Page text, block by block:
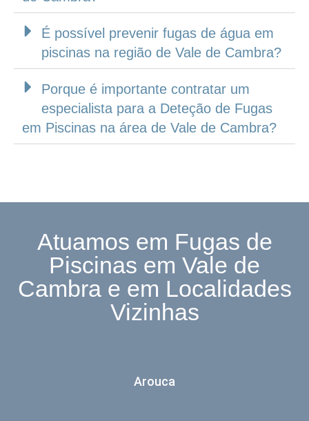
É possível prevenir fugas de água em
piscinas na região de Vale de Cambra?
Porque é importante contratar um
especialista para a Deteção de Fugas
em Piscinas na área de Vale de Cambra?
Atuamos em Fugas de
Piscinas em Vale de
Cambra e em Localidades
Vizinhas
Arouca